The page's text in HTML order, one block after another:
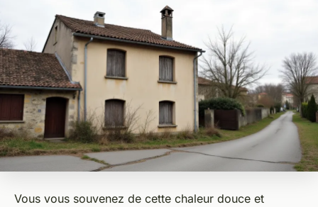
Vous vous souvenez de cette chaleur douce et